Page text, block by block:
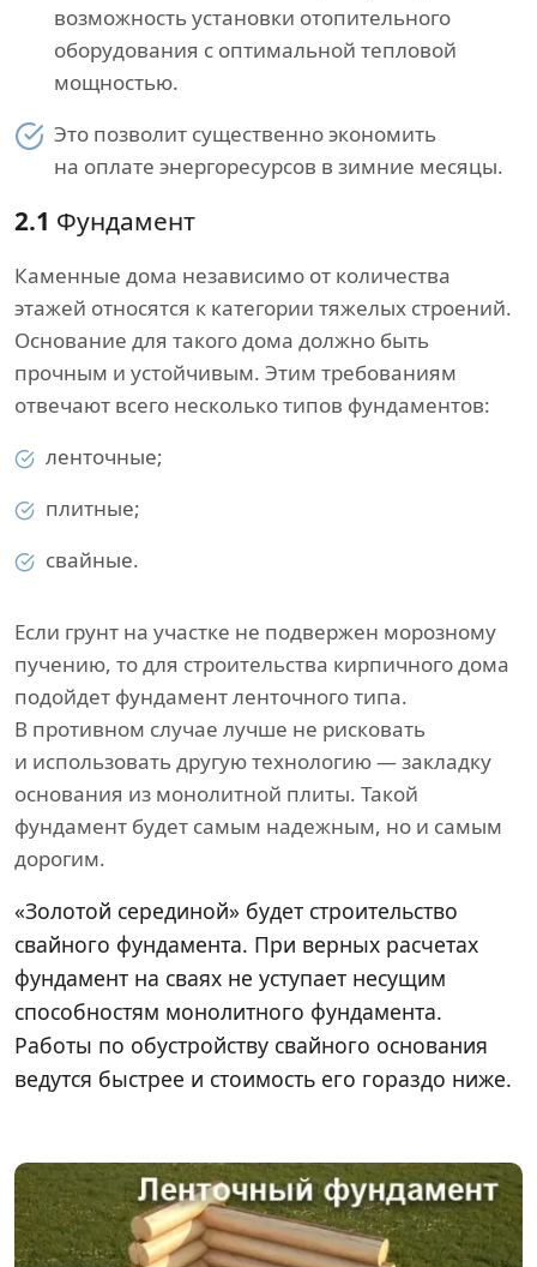
возможность установки отопительного
оборудования с оптимальной тепловой
мощностью.
Это позволит существенно экономить
на оплате энергоресурсов в зимние месяцы.
2.1 Фундамент
Каменные дома независимо от количества
этажей относятся к категории тяжелых строений.
Основание для такого дома должно быть
прочным и устойчивым. Этим требованиям
отвечают всего несколько типов фундаментов:
ленточные;
плитные;
свайные.
Если грунт на участке не подвержен морозному
пучению, то для строительства кирпичного дома
подойдет фундамент ленточного типа.
В противном случае лучше не рисковать
и использовать другую технологию — закладку
основания из монолитной плиты. Такой
фундамент будет самым надежным, но и самым
дорогим.
«Золотой серединой» будет строительство
свайного фундамента. При верных расчетах
фундамент на сваях не уступает несущим
способностям монолитного фундамента.
Работы по обустройству свайного основания
ведутся быстрее и стоимость его гораздо ниже.